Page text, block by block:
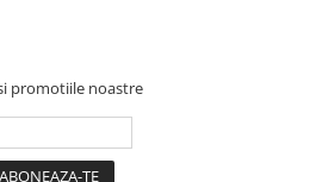
promotiile noastre